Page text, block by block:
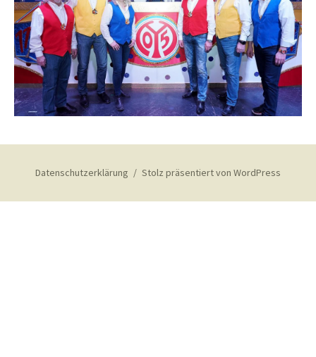
Datenschutzerklärung Stolz präsentiert von WordPress